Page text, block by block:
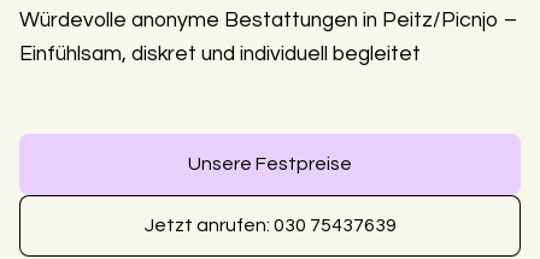
Würdevolle anonyme Bestattungen in Peitz/Picnjo –
Einfühlsam, diskret und individuell begleitet
Unsere Festpreise
Jetzt anrufen: 030 75437639